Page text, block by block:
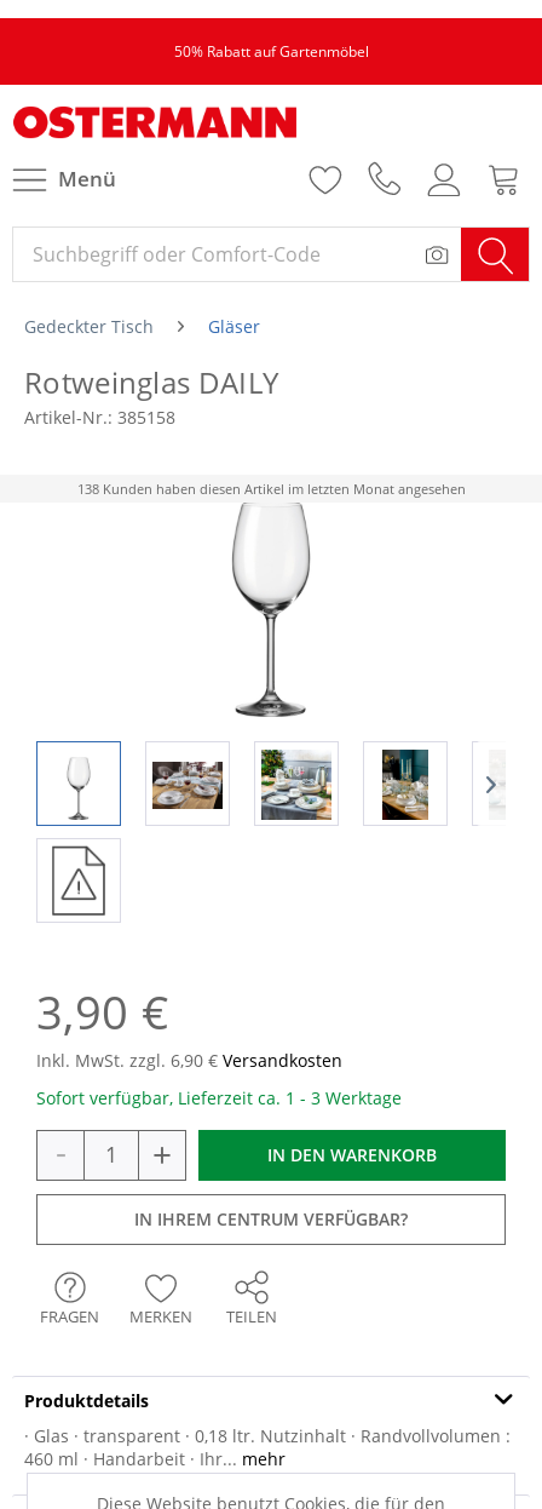
50% Rabatt auf Gartenmöbel
Menü
Gedeckter Tisch Gläser
Rotweinglas DAILY
Artikel-Nr.: 385158
138 Kunden haben diesen Artikel im letzten Monat angesehen
3,90 €
Inkl. MwSt. zzgl. 6,90 € Versandkosten
Sofort verfügbar, Lieferzeit ca. 1 - 3 Werktage
- + IN DEN WARENKORB
IN IHREM CENTRUM VERFÜGBAR?
FRAGEN MERKEN TEILEN
Produktdetails
· Glas · transparent · 0,18 ltr. Nutzinhalt · Randvollvolumen :
460 ml · Handarbeit · Ihr... mehr
Diese Website benutzt Cookies, die für den